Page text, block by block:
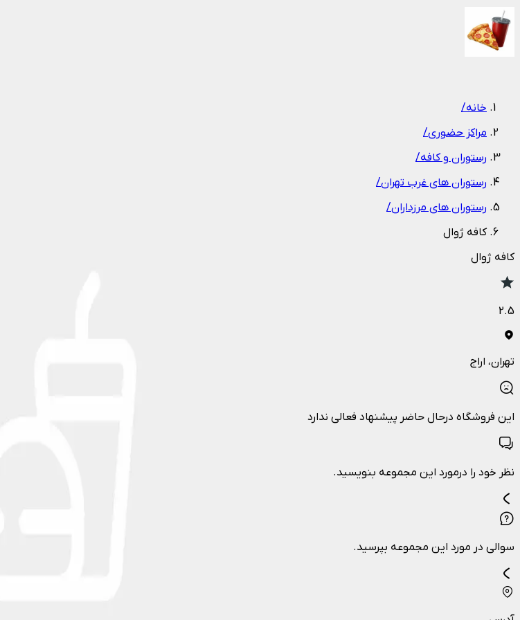
خانه/
مراکز حضوری/
رستوران و کافه/
رستوران های غرب تهران/
رستوران های مرزداران/
کافه ژوال
کافه ژوال
2.5
تهران، اراج
این فروشگاه درحال حاضر پیشنهاد فعالی ندارد
نظر خود را درمورد این مجموعه بنویسید.
سوالی در مورد این مجموعه بپرسید.